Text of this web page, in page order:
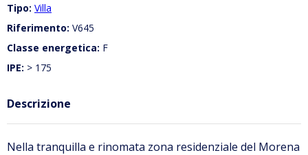
Tipo: Villa
Riferimento: V645
Classe energetica: F
IPE: > 175
Descrizione
Nella tranquilla e rinomata zona residenziale del Morena